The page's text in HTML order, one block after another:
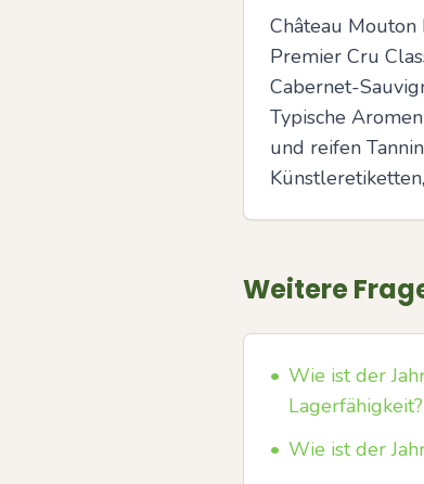
Château
Premier Cru
Cabernet-
Typische
und reifen
Weitere
• Wie ist der
Lagerfähigkeit?
• Wie ist der